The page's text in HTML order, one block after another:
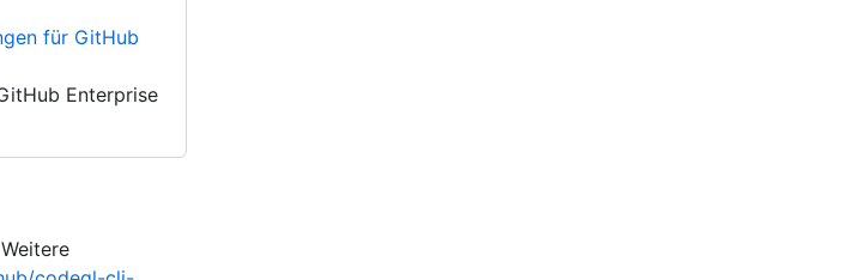
für GitHub
Enterprise